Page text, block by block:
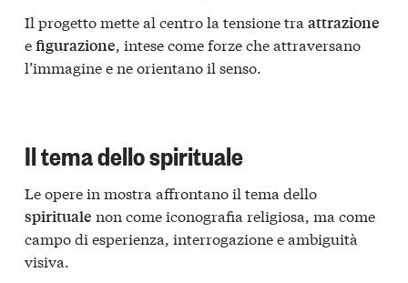
Il progetto mette al centro la tensione tra attrazione
efigurazione, intese come forze che attraversano
l’immagine e ne orientano il senso.
Il tema dello spirituale
Le opere in mostra affrontano il tema dello
spirituale non come iconografia religiosa, ma come
campo di esperienza, interrogazione e ambiguità
visiva.